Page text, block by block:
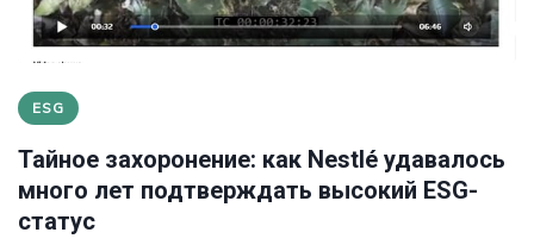
ESG
Тайное захоронение: как Nestlé удавалось
много лет подтверждать высокий ESG-
статус